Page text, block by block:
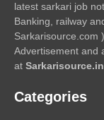
latest sarkari job
Banking, railway
Sarkarisource.com
Advertisement and
at
Categories